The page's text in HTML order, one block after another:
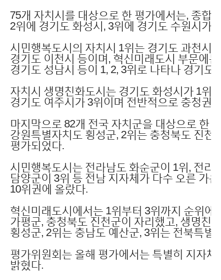
75개 자치시를 대상으로 한 평가에서는, 종합
2위에 경기도 화성시, 3위에 경기도 수원시가
시민행복도시의 자치시 1위는 경기도 과천시,
경기도 이천시 등이며, 혁신미래도시 부문에
경기도 성남시 등이 1, 2, 3위로 나타나 경기도
자치시 생명친화도시는 경기도 화성시가 1위,
경기도 여주시가 3위이며 전반적으로 충청권
마지막으로 82개 전국 자치군을 대상으로 한
강원특별자치도 횡성군, 2위는 충청북도 진천
평가되었다.
시민행복도시는 전라남도 화순군이 1위, 전라
담양군이 3위 등 전남 지자체가 다수 오른 가
10위권에 올랐다.
혁신미래도시에서는 1위부터 3위까지 순위에
가평군, 충청북도 진천군이 자리했고, 생명친
횡성군, 2위는 충남도 예산군, 3위는 전북특별
평가위원회는 올해 평가에서는 특별히 지자
밝혔다.